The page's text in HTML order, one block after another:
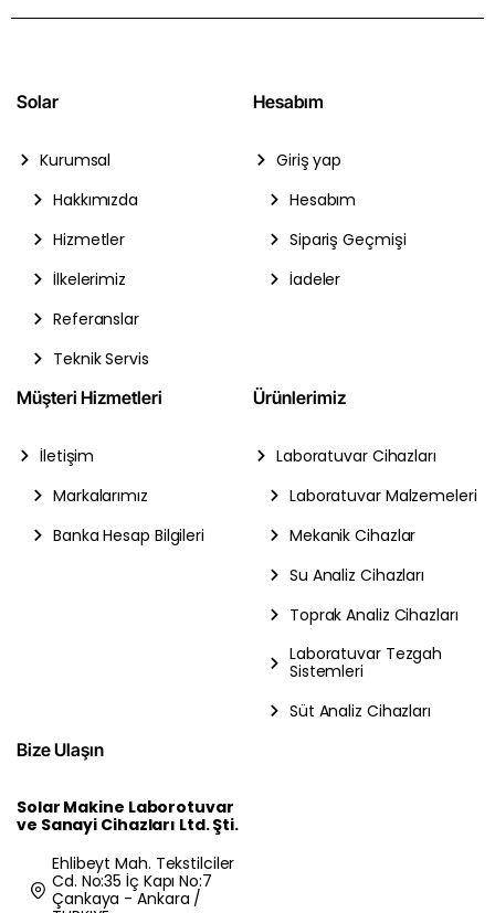
Solar
Kurumsal
Hakkımızda
Hizmetler
İlkelerimiz
Referanslar
Teknik Servis
Hesabım
Giriş yap
Hesabım
Sipariş Geçmişi
İadeler
Müşteri Hizmetleri
İletişim
Markalarımız
Banka Hesap Bilgileri
Ürünlerimiz
Laboratuvar Cihazları
Laboratuvar Malzemeleri
Mekanik Cihazlar
Su Analiz Cihazları
Toprak Analiz Cihazları
Laboratuvar Tezgah
Sistemleri
Süt Analiz Cihazları
Bize Ulaşın
Solar Makine Laborotuvar
ve Sanayi Cihazları Ltd. Şti.
Ehlibeyt Mah. Tekstilciler
Cd. No:35 İç Kapı No:7
Çankaya - Ankara /